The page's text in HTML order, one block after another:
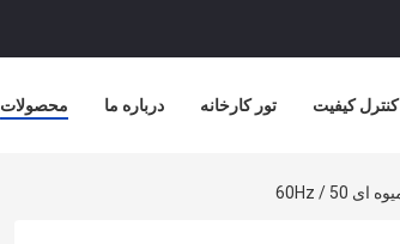
محصولات درباره ما تور کارخانه کنترل کیفیت